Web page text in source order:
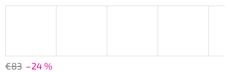
€83 –24 %